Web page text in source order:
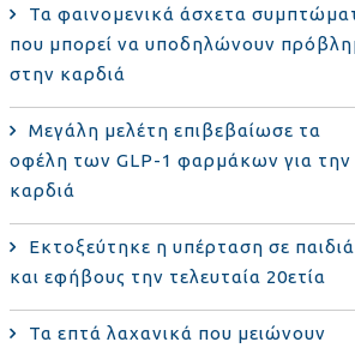
Τα φαινομενικά άσχετα
που μπορεί να υποδηλώνουν
στην καρδιά
Μεγάλη μελέτη επιβεβαίωσε τα
οφέλη των GLP-1 φαρμάκων για την
καρδιά
Εκτοξεύτηκε η υπέρταση σε παιδιά
και εφήβους την τελευταία 20ετία
Τα επτά λαχανικά που μειώνουν